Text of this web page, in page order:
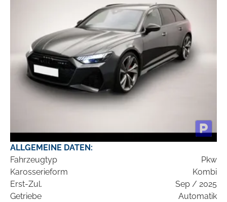
ALLGEMEINE DATEN:
Fahrzeugtyp
Pkw
Karosserieform
Kombi
Erst-Zul.
Sep / 2025
Getriebe
Automatik